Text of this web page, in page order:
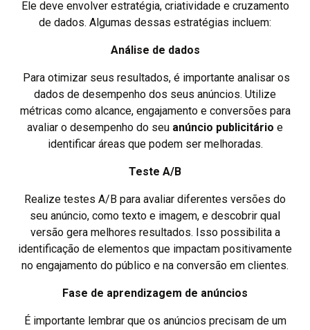
Ele deve envolver estratégia, criatividade e cruzamento
de dados. Algumas dessas estratégias incluem:
Análise de dados
Para otimizar seus resultados, é importante analisar os
dados de desempenho dos seus anúncios. Utilize
métricas como alcance, engajamento e conversões para
avaliar o desempenho do seu anúncio publicitário e
identificar áreas que podem ser melhoradas.
Teste A/B
Realize testes A/B para avaliar diferentes versões do
seu anúncio, como texto e imagem, e descobrir qual
versão gera melhores resultados. Isso possibilita a
identificação de elementos que impactam positivamente
no engajamento do público e na conversão em clientes.
Fase de aprendizagem de anúncios
É importante lembrar que os anúncios precisam de um